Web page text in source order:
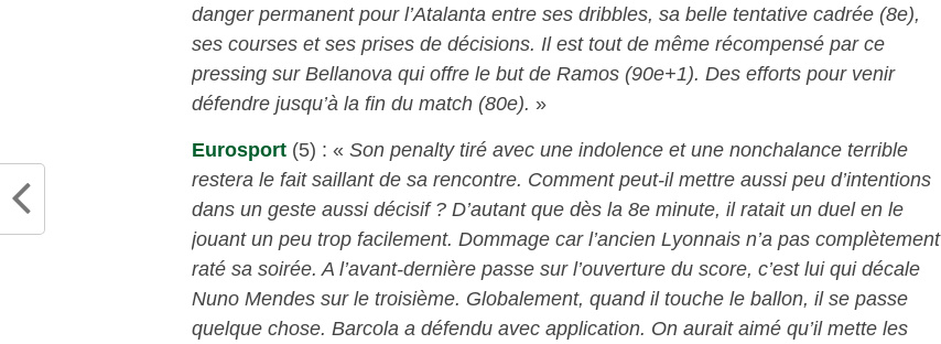
danger permanent pour l’Atalanta entre ses dribbles, sa belle tentative cadrée (8e),
ses courses et ses prises de décisions. Il est tout de même récompensé par ce
pressing sur Bellanova qui offre le but de Ramos (90e+1). Des efforts pour venir
défendre jusqu’à la fin du match (80e). »
Eurosport (5) : « Son penalty tiré avec une indolence et une nonchalance terrible
restera le fait saillant de sa rencontre. Comment peut-il mettre aussi peu d’intentions
dans un geste aussi décisif ? D’autant que dès la 8e minute, il ratait un duel en le
jouant un peu trop facilement. Dommage car l’ancien Lyonnais n’a pas complètement
raté sa soirée. A l’avant-dernière passe sur l’ouverture du score, c’est lui qui décale
Nuno Mendes sur le troisième. Globalement, quand il touche le ballon, il se passe
quelque chose. Barcola a défendu avec application. On aurait aimé qu’il mette les